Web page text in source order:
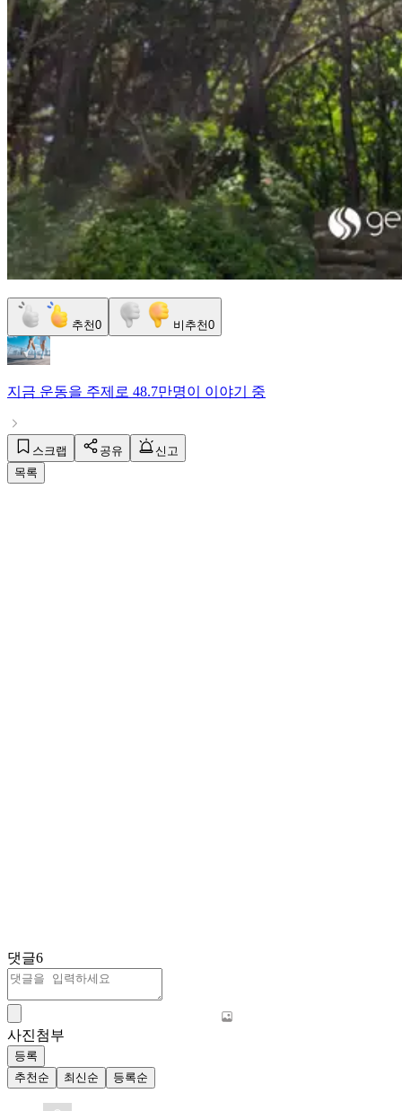
추천0 비추천0
지금 운동을 주제로 48.7만명이 이야기 중
스크랩 공유
신고
목록
댓글6
사진첨부
등록
추천순
최신순 등록순